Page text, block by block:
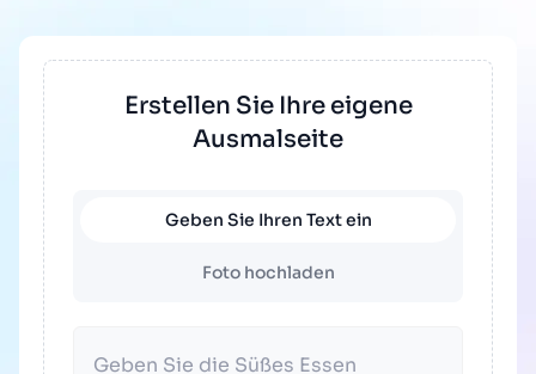
Erstellen Sie Ihre eigene
Ausmalseite
Geben Sie Ihren Text ein
Foto hochladen